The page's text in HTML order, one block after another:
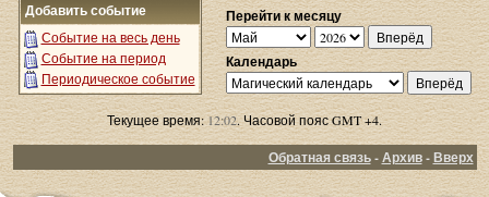
Добавить событие
Событие на весь день
Событие на период
Периодическое событие
Перейти к месяцу
Календарь
Текущее время:12:02. Часовой пояс GMT +4.
Обратная связь-Архив-Вверх